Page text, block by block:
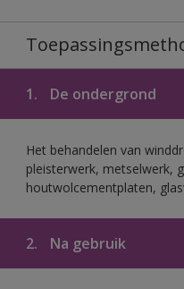
1. De ondergrond
Het behandelen van
pleisterwerk, metselwerk,
houtwolcementplaten,
2. Na gebruik